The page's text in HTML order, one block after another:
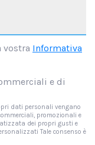
vostra Informativa
e di
dati personali vengano
promozionali e
dei propri gusti e
Tale consenso è